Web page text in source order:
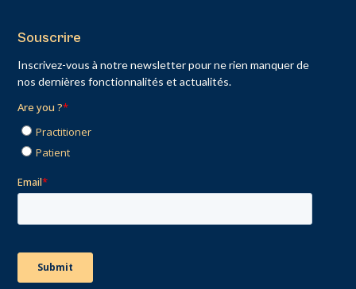
Souscrire
Inscrivez-vous à notre newsletter pour ne rien manquer de
nos dernières fonctionnalités et actualités.